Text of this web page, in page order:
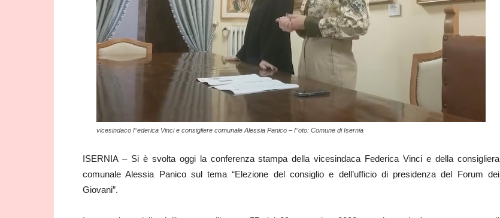
vicesindaco Federica Vinci e consigliere comunale Alessia Panico – Foto: Comune di Isernia
ISERNIA – Si è svolta oggi la conferenza stampa della vicesindaca Federica Vinci e della consigliera
comunale Alessia Panico sul tema “Elezione del consiglio e dell’ufficio di presidenza del Forum dei
Giovani”.